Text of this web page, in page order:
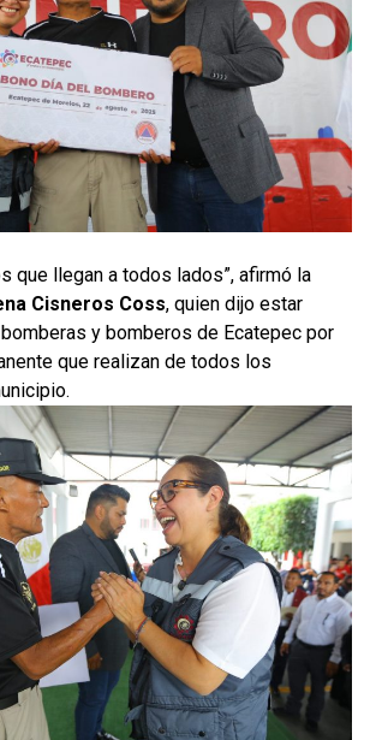
que llegan a todos lados”, afirmó la
Cisneros Coss, quien dijo estar
y bomberos de Ecatepec por
que realizan de todos los